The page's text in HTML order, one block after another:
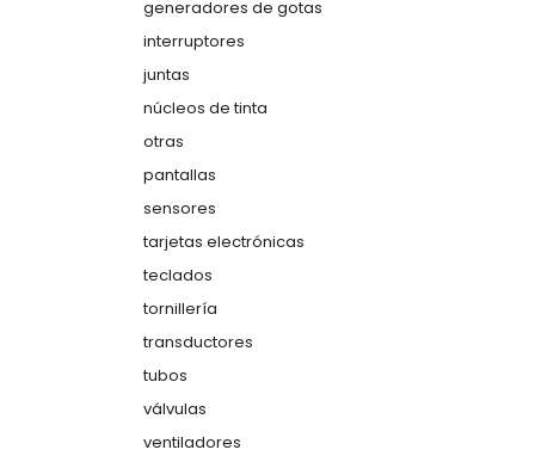
generadores de gotas
interruptores
juntas
núcleos de tinta
otras
pantallas
sensores
tarjetas electrónicas
teclados
tornillería
transductores
tubos
válvulas
ventiladores